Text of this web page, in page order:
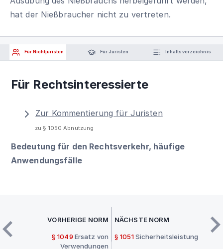
hat der Nießbraucher nicht zu vertreten.
Für Nichtjuristen Für Juristen Inhaltsverzeichnis
Für Rechtsinteressierte
Zur Kommentierung für Juristen
zu § 1050 Abnutzung
Bedeutung für den Rechtsverkehr, häufige
Anwendungsfälle
VORHERIGE NORM
§ 1049 Ersatz von
Verwendungen
NÄCHSTE NORM
§ 1051 Sicherheitsleistung